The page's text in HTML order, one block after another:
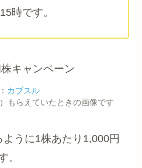
時です。
カブスル
もらえていたときの画像です
うに1株あたり1,000円
。